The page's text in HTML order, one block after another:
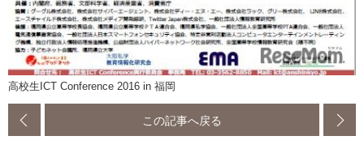
高校生ICT Conference 2016 in 福岡
この記事へ戻る